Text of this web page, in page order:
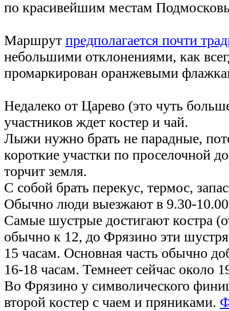
по красивейшим местам
Маршрут предполагается почти
небольшими отклонениями, как
промаркирован оранжевыми
Недалеко от Царево (это чуть
участников ждет костер и чай.
Лыжи нужно брать не парадные,
короткие участки по проселочной
торчит земля.
С собой брать перекус, термос,
Обычно люди выезжают в 9.30-
Самые шустрые достигают костра
обычно к 12, до Фрязино эти
15 часам. Основная часть обычно
16-18 часам. Темнеет сейчас около
Во Фрязино у символического
второй костер с чаем и пряниками.